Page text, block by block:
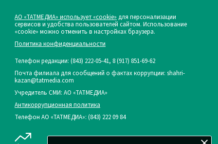
АО «ТАТМЕДИА» использует «cookie» для персонализации
сервисов и удобства пользователей сайтом. Использование
«cookie» можно отменить в настройках браузера.
Политика конфиденциальности
Телефон редакции: (843) 222-05-41, 8 (917) 851-69-62
Почта филиала для сообщений о фактах коррупции: shahri-
kazan@tatmedia.com
Учредитель СМИ: АО «ТАТМЕДИА»
Антикоррупционная политика
Телефон АО «ТАТМЕДИА»: (843) 222 09 84